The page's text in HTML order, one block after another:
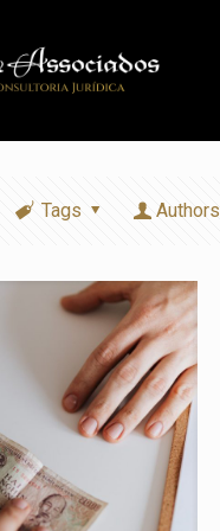
Tags Authors